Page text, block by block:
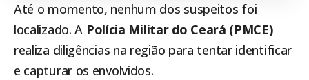
Até o momento, nenhum dos suspeitos foi
localizado. A Polícia Militar do Ceará (PMCE)
realiza diligências na região para tentar identificar
e capturar os envolvidos.